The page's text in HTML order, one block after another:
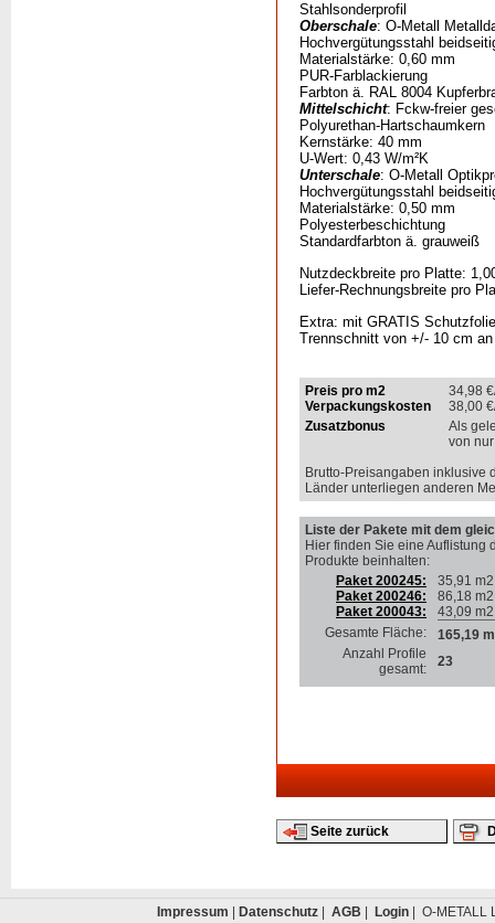
Stahlsonderprofil
Oberschale: O-Metall
Hochvergütungsstahl
Materialstärke: 0,60 mm
PUR-Farblackierung
Farbton ä. RAL 8004
Mittelschicht: Fckw-freier
Polyurethan-Hartschaumkern
Kernstärke: 40 mm
U-Wert: 0,43 W/m²K
Unterschale: O-Metall
Hochvergütungsstahl
Materialstärke: 0,50 mm
Polyesterbeschichtung
Standardfarbton ä. grauweiß
Nutzdeckbreite pro Platte:
Liefer-Rechnungsbreite pro
Extra: mit GRATIS
Trennschnitt von +/- 10 cm
Preis pro m2 34,98
Verpackungskosten
38,00
Zusatzbonus
Als
von
Brutto-Preisangaben inklusive
Länder unterliegen anderen
Liste der Pakete mit dem
Hier finden Sie eine Auflistung
Produkte beinhalten:
Paket 200245:
Paket 200246:
Paket 200043:
35,91 m2
86,18 m2
43,09 m2
Gesamte Fläche:
165,19 m
Anzahl Profile
gesamt:
23
Seite zurück
Impressum Datenschutz| AGB Login| O-METALL